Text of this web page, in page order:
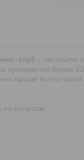
клуб с честными
проводится более
проще всего
на вопросы: